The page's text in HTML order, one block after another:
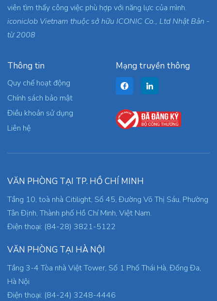
viên tìm thấy công việc phù hợp với năng lực của mình.
iconicJob Vietnam thuộc sở hữu ICONIC Co., Ltd Nhật Bản -
từ 2008
Thông tin
Quy chế hoạt động
Chính sách bảo mật
Điều khoản sử dụng
Liên hệ
Mạng truyền thông
VĂN PHÒNG TẠI TP. HỒ CHÍ MINH
Tầng 10, toà nhà Citilight, Số 45, Đường Võ Thị Sáu, Phường
Tân Định, Thành phố Hồ Chí Minh, Việt Nam.
Điện thoại: (84-28) 3821-5122
VĂN PHÒNG TẠI HÀ NỘI
Tầng 3-4 Tòa nhà Việt Tower, Số 1 Phố Thái Hà, Đống Đa,
Hà Nội
Điện thoại: (84-24) 3248-4446